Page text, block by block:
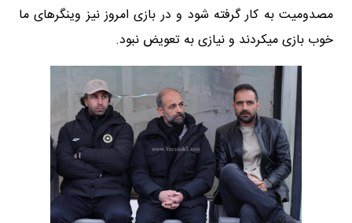
مصدومیت به کار گرفته شود و در بازی امروز نیز وینگر‌های ما
خوب بازی میکردند و نیازی به تعویض نبود.